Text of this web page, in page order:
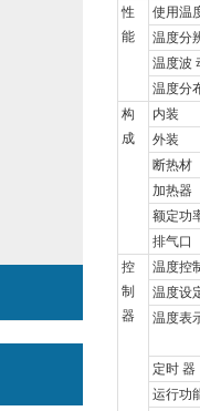
性
能
使用温
温度分
温度波
温度分
构
成
内装
外装
断热材
加热器
额定功
排气口
控
制
器
温度控
温度设
温度表
定时 器
运行功